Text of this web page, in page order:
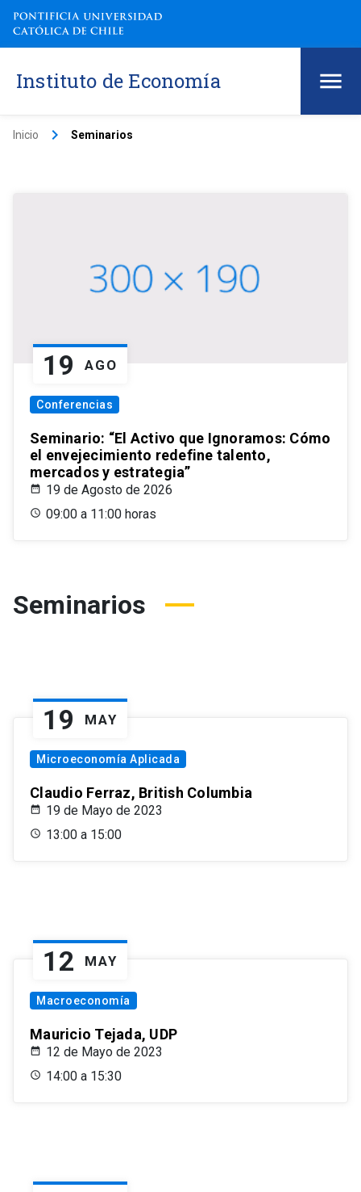
Instituto de Economía
Inicio keyboard_arrow_right Seminarios
19 AGO
Conferencias
Seminario: “El Activo que Ignoramos: Cómo
el envejecimiento redefine talento,
mercados y estrategia”
19 de Agosto de 2026
09:00 a 11:00 horas
Seminarios
19 MAY
Microeconomía Aplicada
Claudio Ferraz, British Columbia
19 de Mayo de 2023
13:00 a 15:00
12 MAY
Macroeconomía
Mauricio Tejada, UDP
12 de Mayo de 2023
14:00 a 15:30